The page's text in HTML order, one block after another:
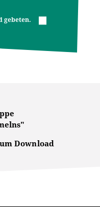
gebeten.
Download